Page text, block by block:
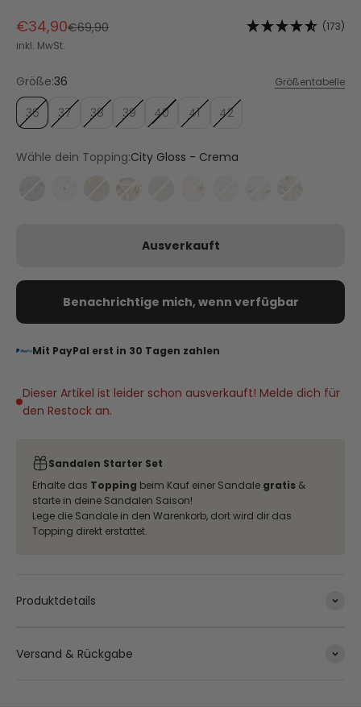
Angebot
€34,90Regulärer Preis
€69,90
(173)
inkl. MwSt.
Größe:36 Größentabelle
36 37 38 39 40 41 42
Wähle dein Topping:City Gloss - Crema
Braided Glitter - Crema
City Gloss - Crema
Eyelet Classic - Crema
Golden Icon - Crema
Ausverkauft
Benachrichtige mich, wenn verfügbar
Mit PayPal erst in 30 Tagen zahlen
Dieser Artikel ist leider schon ausverkauft! Melde dich für
den Restock an.
Sandalen Starter Set
Erhalte das Topping beim Kauf einer Sandale gratis &
starte in deine Sandalen Saison!
Lege die Sandale in den Warenkorb, dort wird dir das
Topping direkt erstattet.
Produktdetails
Versand & Rückgabe